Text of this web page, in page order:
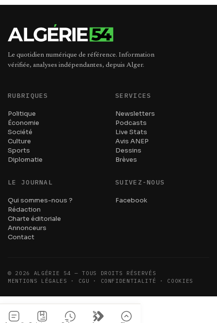
Le quotidien numérique de référence. Information
vérifiée, analyses indépendantes, depuis Alger.
RUBRIQUES
Politique
Économie
Société
Culture
Sports
Diplomatie
SERVICES
Newsletters
Podcasts
Live Stats
Avis ANEP
Dessins
Brèves
LE JOURNAL
Qui sommes-nous ?
Rédaction
Charte éditoriale
Annonceurs
Contact
SUIVEZ-NOUS
Facebook
© 2026
ALGÉRIE 54 — TOUS DROITS RÉSERVÉS
MENTIONS LÉGALES · CGU · CONFIDENTIALITÉ · COOKIES